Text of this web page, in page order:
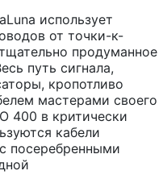
использует
от точки-к-
продуманное
путь сигнала,
кропотливо
мастерами своего
400 в критически
кабели
посеребренными